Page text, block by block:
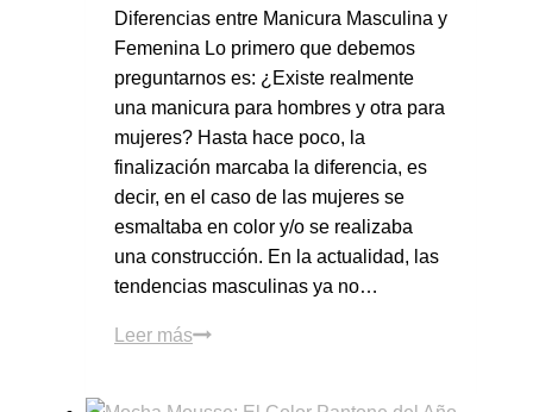
Diferencias entre Manicura Masculina y
Femenina Lo primero que debemos
preguntarnos es: ¿Existe realmente
una manicura para hombres y otra para
mujeres? Hasta hace poco, la
finalización marcaba la diferencia, es
decir, en el caso de las mujeres se
esmaltaba en color y/o se realizaba
una construcción. En la actualidad, las
tendencias masculinas ya no…
Leer más